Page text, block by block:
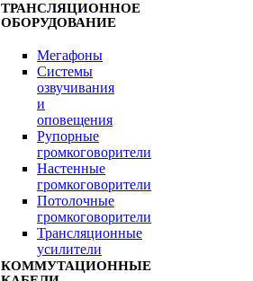
ТРАНСЛЯЦИОННОЕ
ОБОРУДОВАНИЕ
Мегафоны
Системы
озвучивания
и
оповещения
Рупорные
громкоговорители
Настенные
громкоговорители
Потолочные
громкоговорители
Трансляционные
усилители
КОММУТАЦИОННЫЕ